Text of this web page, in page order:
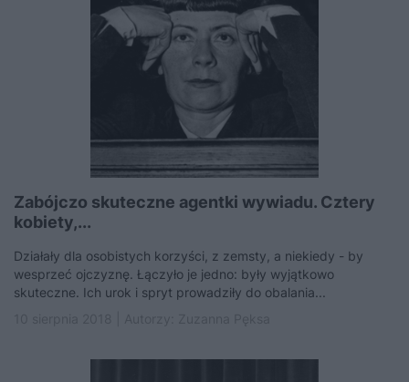
Zabójczo skuteczne agentki wywiadu. Cztery
kobiety,...
Działały dla osobistych korzyści, z zemsty, a niekiedy - by
wesprzeć ojczyznę. Łączyło je jedno: były wyjątkowo
skuteczne. Ich urok i spryt prowadziły do obalania...